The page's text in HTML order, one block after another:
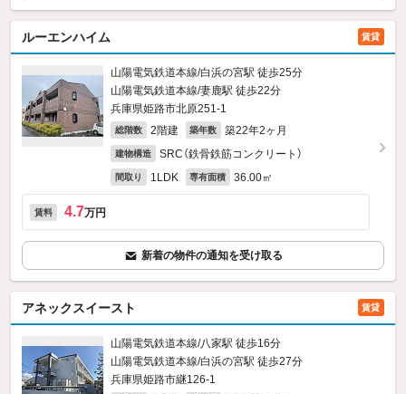
ルーエンハイム 賃貸
山陽電気鉄道本線/白浜の宮駅 徒歩25分
山陽電気鉄道本線/妻鹿駅 徒歩22分
兵庫県姫路市北原251‐1
総階数 2階建 築年数 築22年2ヶ月
建物構造 SRC（鉄骨鉄筋コンクリート）
間取り 1LDK 専有面積 36.00㎡
賃料 4.7万円
新着の物件の通知を受け取る
アネックスイースト 賃貸
山陽電気鉄道本線/八家駅 徒歩16分
山陽電気鉄道本線/白浜の宮駅 徒歩27分
兵庫県姫路市継126‐1